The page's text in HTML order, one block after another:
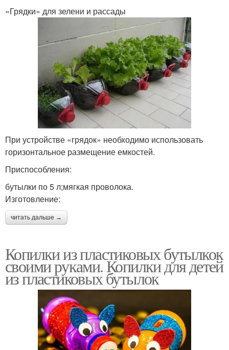
«Грядки» для зелени и рассады
При устройстве «грядок» необходимо использовать
горизонтальное размещение емкостей.
Приспособления:
бутылки по 5 л;мягкая проволока.
Изготовление:
читать дальше →
Копилки из пластиковых бутылкок
своими руками. Копилки для детей
из пластиковых бутылок